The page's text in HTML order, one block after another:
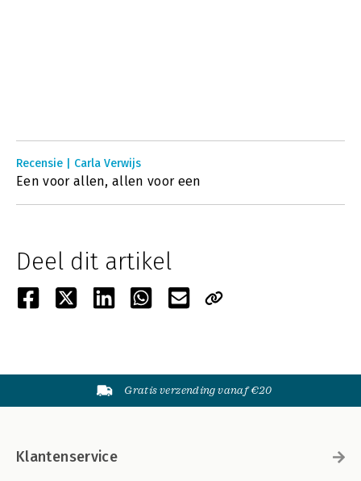
Recensie | Carla Verwijs
Een voor allen, allen voor een
Deel dit artikel
Gratis verzending vanaf €20
Klantenservice